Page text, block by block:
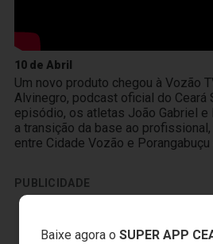
Baixe agora o SUPER APP
10 de Abril
Um novo produto chegou à Vozão
Alvinegro, podcast oficial do Ceará
episódio, os atletas João Gabriel
a transição da base ao
entre Cidade Vozão e Porangabuçu
PUBLICIDADE